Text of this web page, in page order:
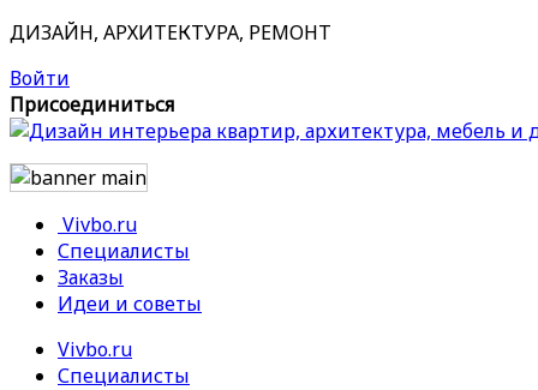
ДИЗАЙН, АРХИТЕКТУРА, РЕМОНТ
Войти
Присоединиться
Vivbo.ru
Специалисты
Заказы
Идеи и советы
Vivbo.ru
Специалисты